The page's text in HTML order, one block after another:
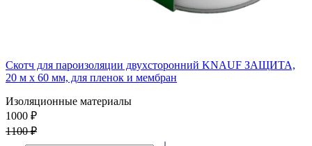
Скотч для пароизоляции двухсторонний KNAUF ЗАЩИТА,
20 м х 60 мм, для пленок и мембран
Изоляционные материалы
1000 ₽
1100 ₽